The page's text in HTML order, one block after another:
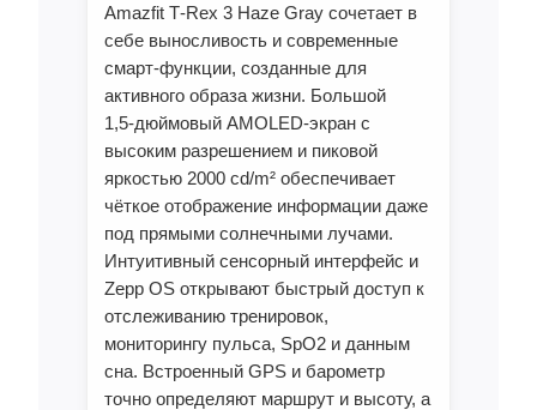
Amazfit T‑Rex 3 Haze Gray сочетает в
себе выносливость и современные
смарт‑функции, созданные для
активного образа жизни. Большой
1,5‑дюймовый AMOLED‑экран с
высоким разрешением и пиковой
яркостью 2000 cd/m² обеспечивает
чёткое отображение информации даже
под прямыми солнечными лучами.
Интуитивный сенсорный интерфейс и
Zepp OS открывают быстрый доступ к
отслеживанию тренировок,
мониторингу пульса, SpO2 и данным
сна. Встроенный GPS и барометр
точно определяют маршрут и высоту, а